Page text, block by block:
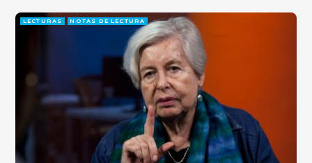
LECTURAS NOTAS DE LECTURA